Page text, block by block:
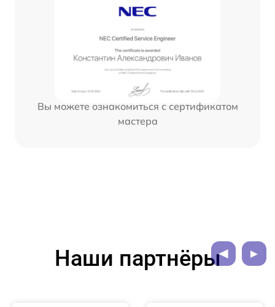
Вы можете ознакомиться с сертификатом
мастера
Наши партнёры